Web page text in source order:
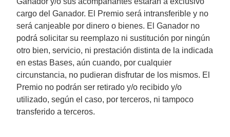
cargo del Ganador. El Premio será intransferible y no
será canjeable por dinero o bienes. El Ganador no
podrá solicitar su reemplazo ni sustitución por ningún
otro bien, servicio, ni prestación distinta de la indicada
en estas Bases, aún cuando, por cualquier
circunstancia, no pudieran disfrutar de los mismos. El
Premio no podrán ser retirado y/o recibido y/o
utilizado, según el caso, por terceros, ni tampoco
transferido a terceros.